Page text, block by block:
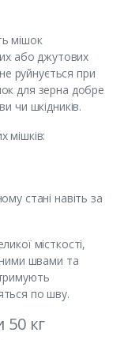
мішок
або джутових
руйнується при
для зерна добре
чи шкідників.
мішків:
стані навіть за
місткості,
швами та
по шву.
50 кг